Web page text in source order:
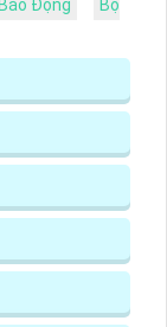
Động
Bộ